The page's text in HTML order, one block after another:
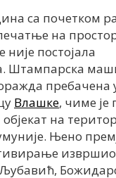
са почетком
на
није постојала
Штампарска
пребачена
Влашке, чиме је
на
Њено
извршио